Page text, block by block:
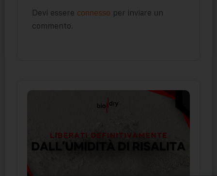
Devi essere connesso per inviare un
commento.